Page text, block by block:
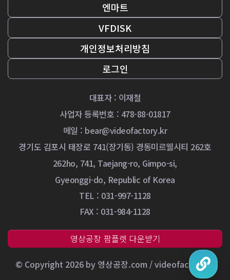
대표자 : 이재철
사업자 등록번호 : 478-88-01817
메일 : bear@videofactory.kr
경기도 김포시 태장로 741(장기동) 경동미르웰시티 262호
262ho, 741, Taejang-ro, Gimpo-si,
Gyeonggi-do, Republic of Korea
TEL : 031-997-1128
FAX : 031-984-1128
영상공장 팜플렛 다운받기
엔마트
VFDISK
개인정보처리방침
로그인
© Copyright 2026 by 영상공장.com / videofactory.kr